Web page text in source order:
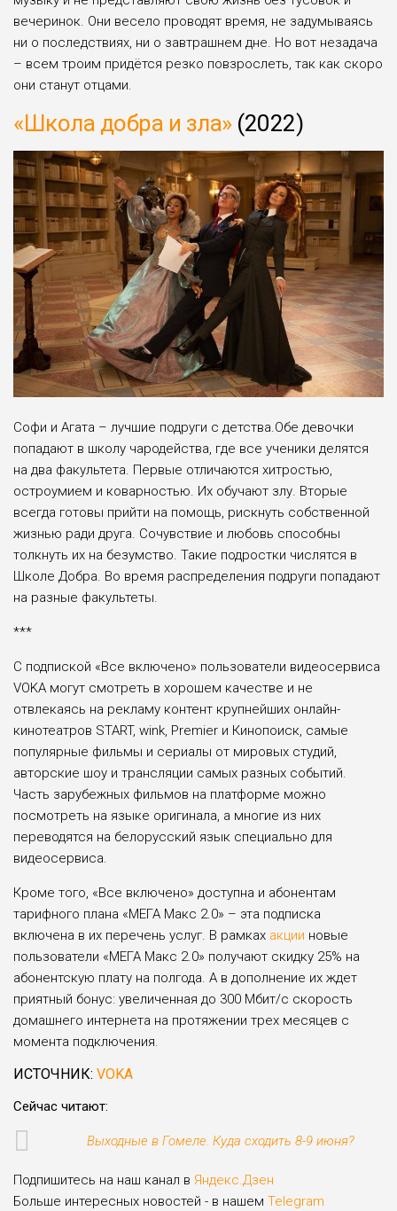
вечеринок. Они весело проводят время, не задумываясь
ни о последствиях, ни о завтрашнем дне. Но вот незадача
– всем троим придётся резко повзрослеть, так как скоро
они станут отцами.
«Школа добра и зла»(2022)
Софи и Агата – лучшие подруги с детства.Обе девочки
попадают в школу чародейства, где все ученики делятся
на два факультета. Первые отличаются хитростью,
остроумием и коварностью. Их обучают злу. Вторые
всегда готовы прийти на помощь, рискнуть собственной
жизнью ради друга. Сочувствие и любовь способны
толкнуть их на безумство. Такие подростки числятся в
Школе Добра. Во время распределения подруги попадают
на разные факультеты.
***
С подпиской «Все включено» пользователи видеосервиса
VOKA могут смотреть в хорошем качестве и не
отвлекаясь на рекламу контент крупнейших онлайн-
кинотеатров START, wink, Premier и Кинопоиск, самые
популярные фильмы и сериалы от мировых студий,
авторские шоу и трансляции самых разных событий.
Часть зарубежных фильмов на платформе можно
посмотреть на языке оригинала, а многие из них
переводятся на белорусский язык специально для
видеосервиса.
Кроме того, «Все включено» доступна и абонентам
тарифного плана «МЕГА Макс 2.0» – эта подписка
включена в их перечень услуг. В рамках акции новые
пользователи «МЕГА Макс 2.0» получают скидку 25% на
абонентскую плату на полгода. А в дополнение их ждет
приятный бонус: увеличенная до 300 Мбит/с скорость
домашнего интернета на протяжении трех месяцев с
момента подключения.
ИСТОЧНИК: VOKA
Сейчас читают:
Выходные в Гомеле. Куда сходить 8-9 июня?
Подпишитесь на наш канал в Яндекс.Дзен
Больше интересных новостей - в нашем Telegram